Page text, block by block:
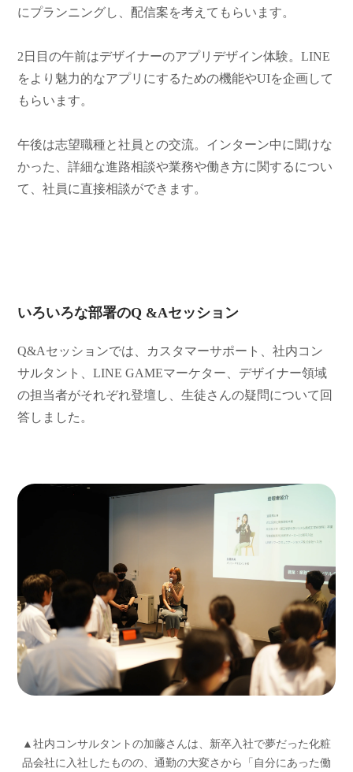
にプランニングし、配信案を考えてもらいます。
2日目の午前はデザイナーのアプリデザイン体験。LINE
をより魅力的なアプリにするための機能やUIを企画して
もらいます。
午後は志望職種と社員との交流。インターン中に聞けな
かった、詳細な進路相談や業務や働き方に関するについ
て、社員に直接相談ができます。
いろいろな部署のQ &Aセッション
Q&Aセッションでは、カスタマーサポート、社内コン
サルタント、LINE GAMEマーケター、デザイナー領域
の担当者がそれぞれ登壇し、生徒さんの疑問について回
答しました。
▲社内コンサルタントの加藤さんは、新卒入社で夢だった化粧
品会社に入社したものの、通勤の大変さから「自分にあった働